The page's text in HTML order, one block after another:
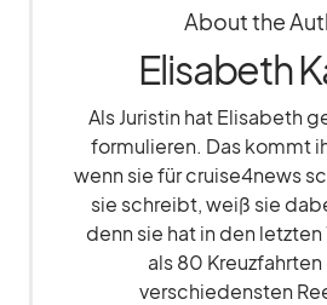
About the
Elisabeth
Als Juristin hat Elisabeth
formulieren. Das kommt
wenn sie für cruise4news
sie schreibt, weiß sie
denn sie hat in den letzten
als 80
verschiedensten